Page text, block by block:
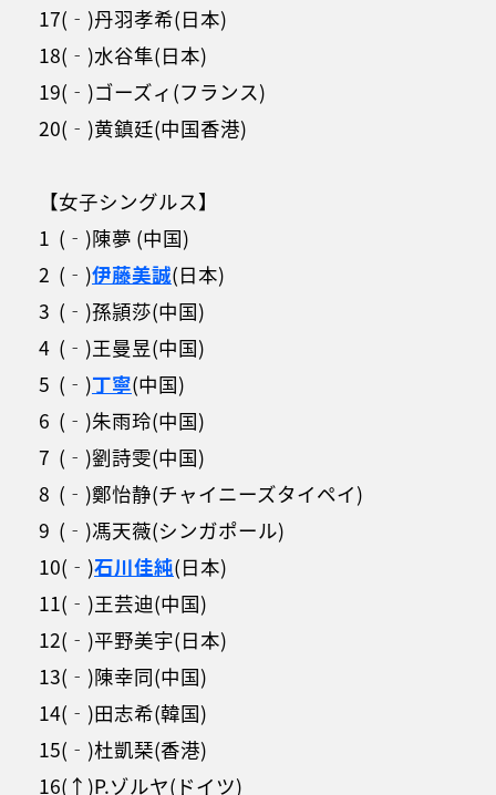
17(‐)丹羽孝希(日本)
18(‐)水谷隼(日本)
19(‐)ゴーズィ(フランス)
20(‐)黄鎮廷(中国香港)
【女子シングルス】
1 (‐)陳夢 (中国)
2 (‐)伊藤美誠(日本)
3 (‐)孫頴莎(中国)
4 (‐)王曼昱(中国)
5 (‐)丁寧(中国)
6 (‐)朱雨玲(中国)
7 (‐)劉詩雯(中国)
8 (‐)鄭怡静(チャイニーズタイペイ)
9 (‐)馮天薇(シンガポール)
10(‐)石川佳純(日本)
11(‐)王芸迪(中国)
12(‐)平野美宇(日本)
13(‐)陳幸同(中国)
14(‐)田志希(韓国)
15(‐)杜凱琹(香港)
16(↑)P.ゾルヤ(ドイツ)